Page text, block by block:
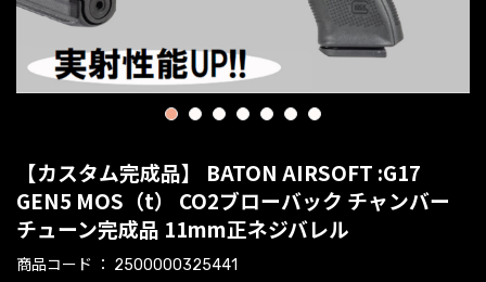
1 2 3 4 5 6 7
【カスタム完成品】 BATON AIRSOFT :G17
GEN5 MOS（t） CO2ブローバック チャンバー
チューン完成品 11mm正ネジバレル
商品コード 2500000325441